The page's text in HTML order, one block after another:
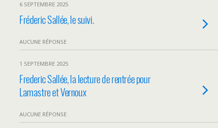
6 SEPTEMBRE 2025
Fréderic Sallée, le suivi.
AUCUNE RÉPONSE
1 SEPTEMBRE 2025
Frederic Sallée, la lecture de rentrée pour
Lamastre et Vernoux
AUCUNE RÉPONSE